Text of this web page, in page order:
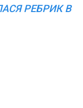
РЕБРИК В